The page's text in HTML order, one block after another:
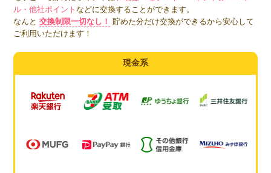
ル・他社ポイントなどに交換することができます。
なんと 交換制限一切なし！
貯めた分だけ交換ができるから安心して
ご利用いただけます！
現金系